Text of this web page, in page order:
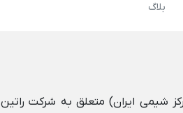
بلاگ
شیمی ایران) متعلق به شرکت راتین